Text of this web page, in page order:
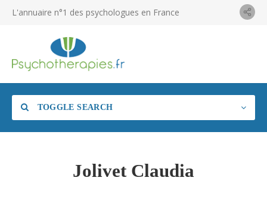
L'annuaire n°1 des psychologues en France
TOGGLE SEARCH
Jolivet Claudia